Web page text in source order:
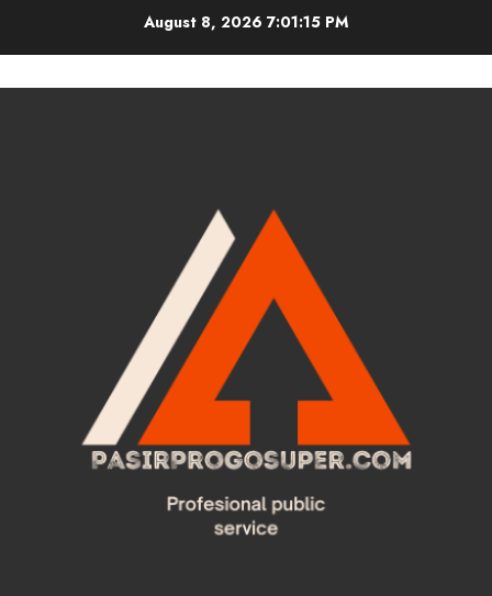
August 8, 2026 7:01:15 PM